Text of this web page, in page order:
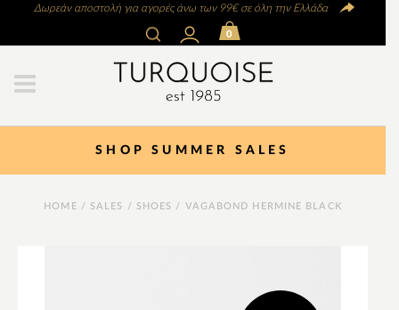
Δωρεάν αποστολή για αγορές άνω των 99€ σε όλη την Ελλάδα
0
SHOP SUMMER SALES
HOME / SALES / SHOES / VAGABOND HERMINE BLACK